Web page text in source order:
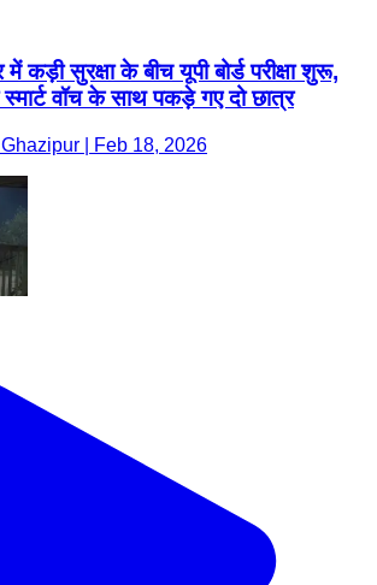
में कड़ी सुरक्षा के बीच यूपी बोर्ड परीक्षा शुरू,
वॉच के साथ पकड़े गए दो छात्र
| Feb 18, 2026